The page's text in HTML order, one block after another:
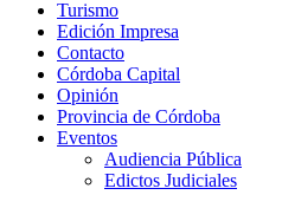
Turismo
Edición Impresa
Contacto
Córdoba Capital
Opinión
Provincia de Córdoba
Eventos
Audiencia Pública
Edictos Judiciales